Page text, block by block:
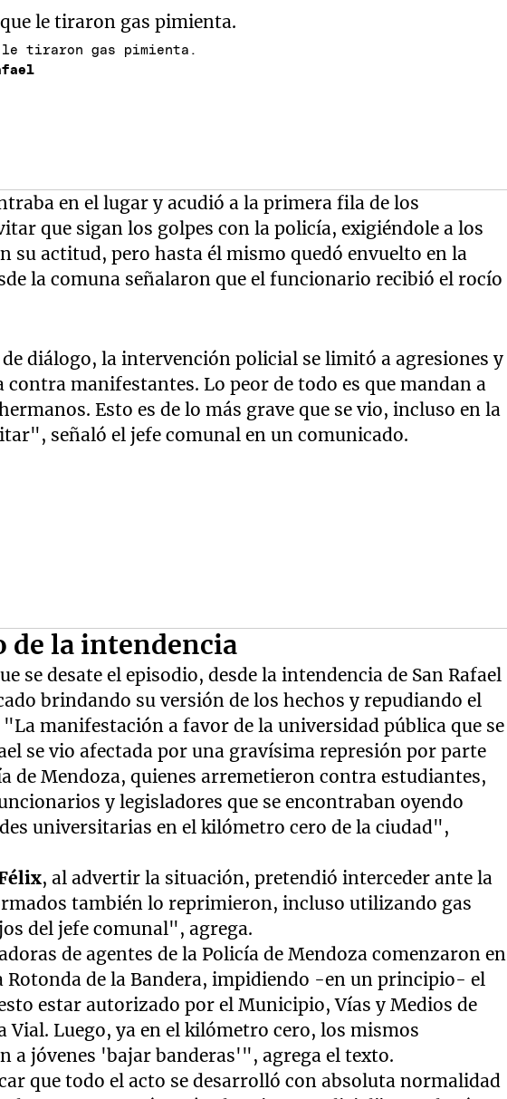
le tiraron gas pimienta.
en el lugar y acudió a la primera fila de los
que sigan los golpes con la policía, exigiéndole a los
su actitud, pero hasta él mismo quedó envuelto en la
la comuna señalaron que el funcionario recibió el rocío
diálogo, la intervención policial se limitó a agresiones y
contra manifestantes. Lo peor de todo es que mandan a
Esto es de lo más grave que se vio, incluso en la
señaló el jefe comunal en un comunicado.
de la intendencia
se desate el episodio, desde la intendencia de San Rafael
brindando su versión de los hechos y repudiando el
manifestación a favor de la universidad pública que se
se vio afectada por una gravísima represión por parte
de Mendoza, quienes arremetieron contra estudiantes,
y legisladores que se encontraban oyendo
universitarias en el kilómetro cero de la ciudad",
, al advertir la situación, pretendió interceder ante la
también lo reprimieron, incluso utilizando gas
del jefe comunal", agrega.
de agentes de la Policía de Mendoza comenzaron en
Rotonda de la Bandera, impidiendo -en un principio- el
estar autorizado por el Municipio, Vías y Medios de
Vial. Luego, ya en el kilómetro cero, los mismos
a jóvenes 'bajar banderas'", agrega el texto.
que todo el acto se desarrolló con absoluta normalidad